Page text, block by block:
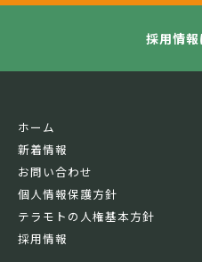
採用情報
ホーム
新着情報
お問い合わせ
個人情報保護方針
テラモトの人権基本方針
採用情報